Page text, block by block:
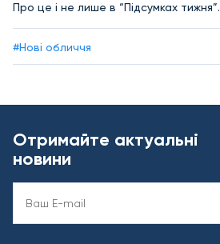
Про це і не лише в “Підсумках тижня”.
#Нові обличчя
Отримайте актуальні
новини